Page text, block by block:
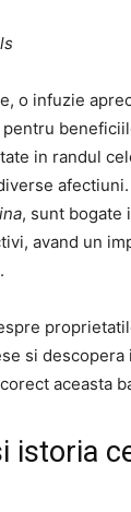
o infuzie
pentru
in randul
, sunt bogate
avand un
si
aceasta
istoria